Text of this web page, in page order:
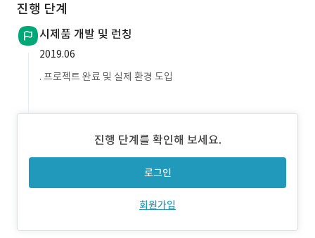
진행 단계
시제품 개발 및 런칭
2019.06
. 프로젝트 완료 및 실제 환경 도입
진행 단계를 확인해 보세요.
로그인
회원가입